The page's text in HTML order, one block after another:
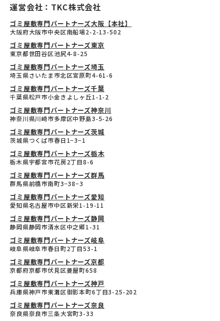
運営会社：TKC株式会社
ゴミ屋敷専門パートナーズ大阪【本社】
大阪府大阪市中央区南船場2-2-13-502
ゴミ屋敷専門パートナーズ東京
東京都世田谷区池尻4-8-25
ゴミ屋敷専門パートナーズ埼玉
埼玉県さいたま市北区宮原町4-61-6
ゴミ屋敷専門パートナーズ千葉
千葉県松戸市小金きよしヶ丘1-1-2
ゴミ屋敷専門パートナーズ神奈川
神奈川県川崎市多摩区中野島3-5-26
ゴミ屋敷専門パートナーズ茨城
茨城県つくば市春日1−3−1
ゴミ屋敷専門パートナーズ栃木
栃木県宇都宮市花房2丁目8-6
ゴミ屋敷専門パートナーズ群馬
群馬県前橋市南町3−38−3
ゴミ屋敷専門パートナーズ愛知
愛知県名古屋市中区新栄1-19-11
ゴミ屋敷専門パートナーズ静岡
静岡県静岡市清水区中之郷1-31
ゴミ屋敷専門パートナーズ岐阜
岐阜県岐阜市春日町2丁目53-1
ゴミ屋敷専門パートナーズ京都
京都府京都市伏見区菱屋町658
ゴミ屋敷専門パートナーズ神戸
兵庫県神戸市東灘区御影本町6丁目3-25-202
ゴミ屋敷専門パートナーズ奈良
奈良県奈良市三条大宮町3-33